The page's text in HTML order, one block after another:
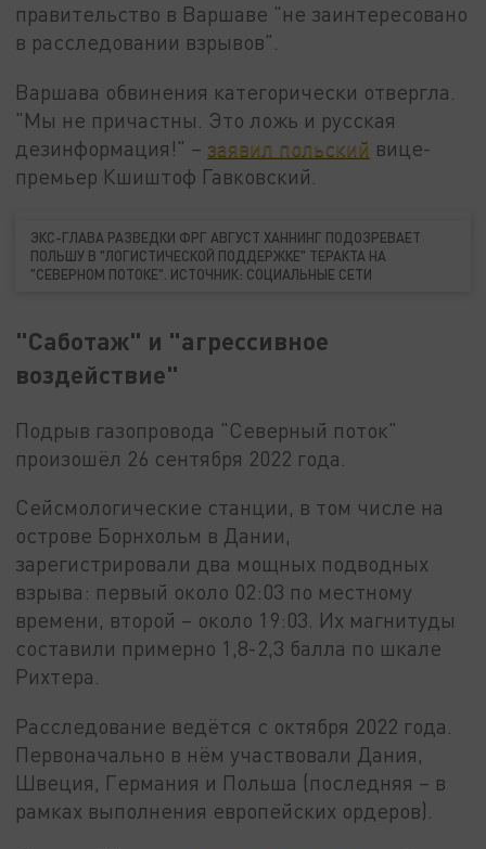
правительство в Варшаве "не заинтересовано
в расследовании взрывов".
Варшава обвинения категорически отвергла.
"Мы не причастны. Это ложь и русская
дезинформация!" – заявил польский вице-
премьер Кшиштоф Гавковский.
ЭКС-ГЛАВА РАЗВЕДКИ ФРГ АВГУСТ ХАННИНГ ПОДОЗРЕВАЕТ
ПОЛЬШУ В "ЛОГИСТИЧЕСКОЙ ПОДДЕРЖКЕ" ТЕРАКТА НА
"СЕВЕРНОМ ПОТОКЕ". ИСТОЧНИК: СОЦИАЛЬНЫЕ СЕТИ
"Саботаж" и "агрессивное
воздействие"
Подрыв газопровода "Северный поток"
произошёл 26 сентября 2022 года.
Сейсмологические станции, в том числе на
острове Борнхольм в Дании,
зарегистрировали два мощных подводных
взрыва: первый около 02:03 по местному
времени, второй – около 19:03. Их магнитуды
составили примерно 1,8-2,3 балла по шкале
Рихтера.
Расследование ведётся с октября 2022 года.
Первоначально в нём участвовали Дания,
Швеция, Германия и Польша (последняя – в
рамках выполнения европейских ордеров).